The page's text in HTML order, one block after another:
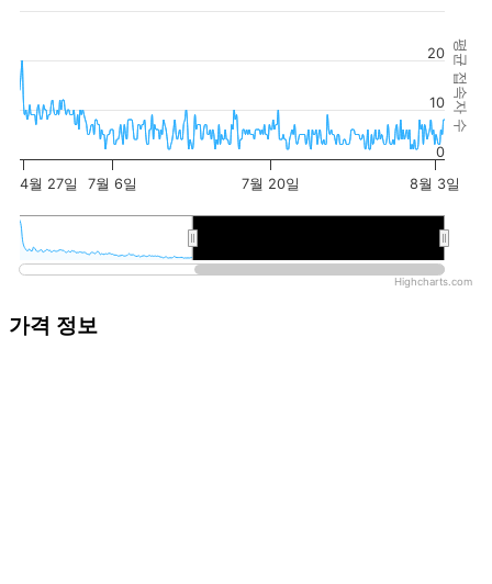
평균 접속자 수
4월 27일 7월 6일 7월 20일 8월 3일
2026년
2026년
0
10
20
Highcharts.com
가격 정보